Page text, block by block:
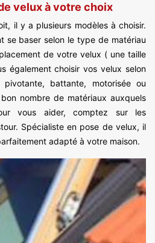
velux à votre choix
il y a plusieurs modèles à choisir.
se baser selon le type de matériau
de votre velux ( une taille
également choisir vos velux selon
battante, motorisée ou
nombre de matériaux auxquels
vous aider, comptez sur les
Spécialiste en pose de velux, il
adapté à votre maison.